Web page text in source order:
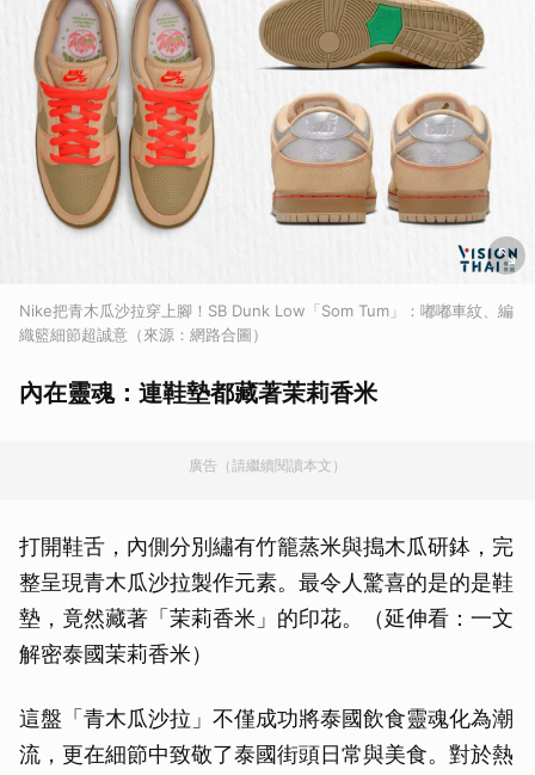
Nike把青木瓜沙拉穿上腳！SB Dunk Low「Som Tum」：嘟嘟車紋、編
織籃細節超誠意（來源：網路合圖）
內在靈魂：連鞋墊都藏著茉莉香米
廣告（請繼續閱讀本文）
打開鞋舌，內側分別繡有竹籠蒸米與搗木瓜研鉢，完
整呈現青木瓜沙拉製作元素。最令人驚喜的是的是鞋
墊，竟然藏著「茉莉香米」的印花。（延伸看：一文
解密泰國茉莉香米）
這盤「青木瓜沙拉」不僅成功將泰國飲食靈魂化為潮
流，更在細節中致敬了泰國街頭日常與美食。對於熱